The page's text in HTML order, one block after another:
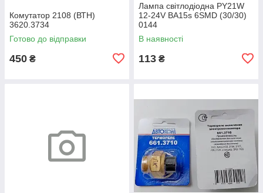
Комутатор 2108 (ВТН)
3620.3734
Готово до відправки
450 ₴
Лампа світлодіодна PY21W
12-24V BA15s 6SMD (30/30)
0144
В наявності
113 ₴